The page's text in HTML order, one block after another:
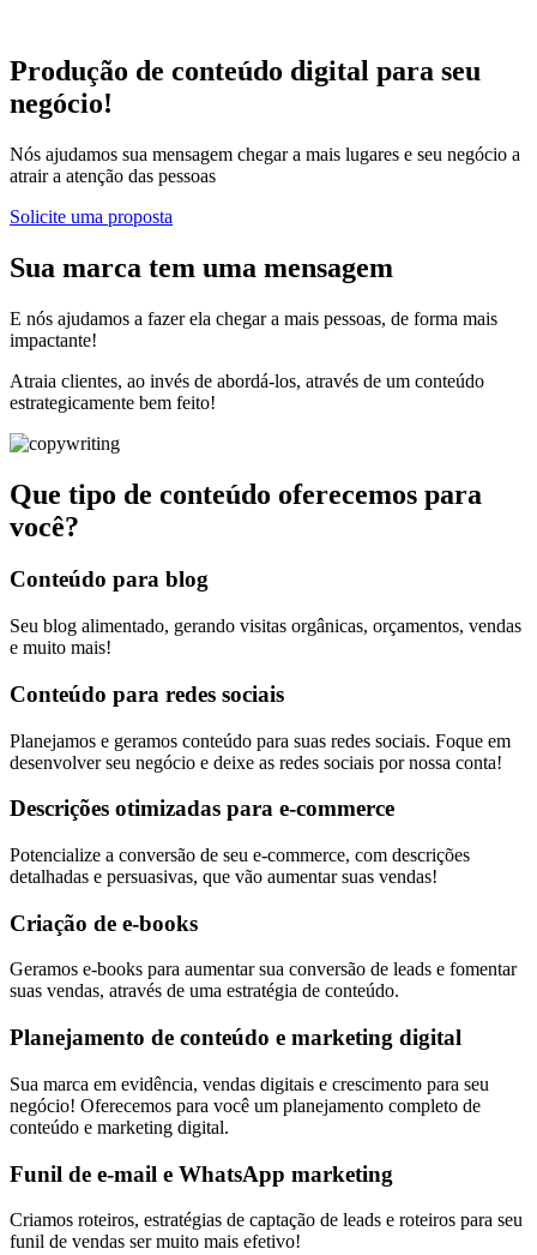
Produção de conteúdo digital para seu
negócio!
Nós ajudamos sua mensagem chegar a mais lugares e seu negócio a
atrair a atenção das pessoas
Solicite uma proposta
Sua marca tem uma mensagem
E nós ajudamos a fazer ela chegar a mais pessoas, de forma mais
impactante!
Atraia clientes, ao invés de abordá-los, através de um conteúdo
estrategicamente bem feito!
Que tipo de conteúdo oferecemos para
você?
Conteúdo para blog
Seu blog alimentado, gerando visitas orgânicas, orçamentos, vendas
e muito mais!
Conteúdo para redes sociais
Planejamos e geramos conteúdo para suas redes sociais. Foque em
desenvolver seu negócio e deixe as redes sociais por nossa conta!
Descrições otimizadas para e-commerce
Potencialize a conversão de seu e-commerce, com descrições
detalhadas e persuasivas, que vão aumentar suas vendas!
Criação de e-books
Geramos e-books para aumentar sua conversão de leads e fomentar
suas vendas, através de uma estratégia de conteúdo.
Planejamento de conteúdo e marketing digital
Sua marca em evidência, vendas digitais e crescimento para seu
negócio! Oferecemos para você um planejamento completo de
conteúdo e marketing digital.
Funil de e-mail e WhatsApp marketing
Criamos roteiros, estratégias de captação de leads e roteiros para seu
funil de vendas ser muito mais efetivo!